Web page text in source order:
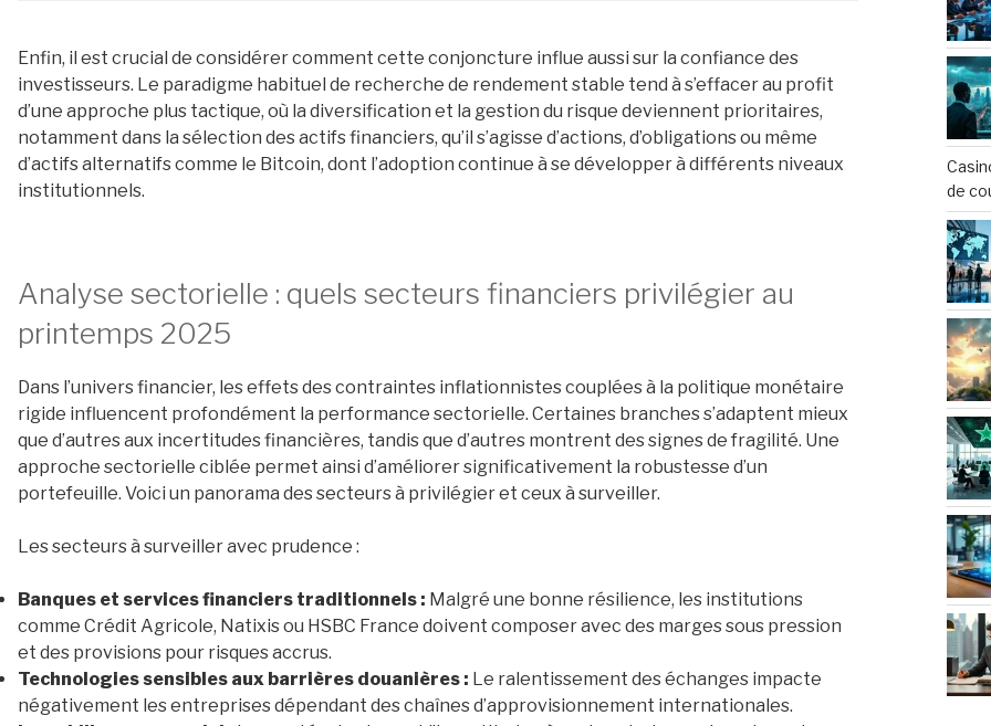
Enfin, il est crucial de considérer comment cette conjoncture influe aussi sur la confiance des
investisseurs. Le paradigme habituel de recherche de rendement stable tend à s’effacer au profit
d’une approche plus tactique, où la diversification et la gestion du risque deviennent prioritaires,
notamment dans la sélection des actifs financiers, qu’il s’agisse d’actions, d’obligations ou même
d’actifs alternatifs comme le Bitcoin, dont l’adoption continue à se développer à différents niveaux
institutionnels.
Analyse sectorielle : quels secteurs financiers privilégier au
printemps 2025
Dans l’univers financier, les effets des contraintes inflationnistes couplées à la politique monétaire
rigide influencent profondément la performance sectorielle. Certaines branches s’adaptent mieux
que d’autres aux incertitudes financières, tandis que d’autres montrent des signes de fragilité. Une
approche sectorielle ciblée permet ainsi d’améliorer significativement la robustesse d’un
portefeuille. Voici un panorama des secteurs à privilégier et ceux à surveiller.
Les secteurs à surveiller avec prudence :
Banques et services financiers traditionnels : Malgré une bonne résilience, les institutions
comme Crédit Agricole, Natixis ou HSBC France doivent composer avec des marges sous pression
et des provisions pour risques accrus.
Technologies sensibles aux barrières douanières : Le ralentissement des échanges impacte
négativement les entreprises dépendant des chaînes d’approvisionnement internationales.
de